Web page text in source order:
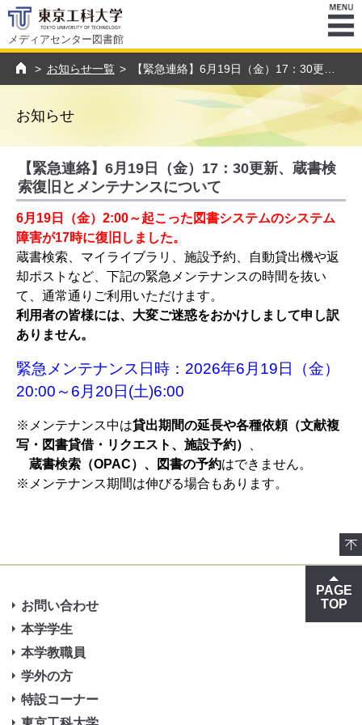
メディアセンター図書館
ENU
> お知らせ一覧 > 【緊急連絡】6月19日（金）17：30更新、蔵書検索復旧とメンテナンスについて
お知らせ
【緊急連絡】6月19日（金）17：30更新、蔵書検
索復旧とメンテナンスについて
6月19日（金）2:00～起こった図書システムのシステム
障害が17時に復旧しました。
蔵書検索、マイライブラリ、施設予約、自動貸出機や返
却ポストなど、下記の緊急メンテナンスの時間を抜い
て、通常通りご利用いただけます。
利用者の皆様には、大変ご迷惑をおかけしまして申し訳
ありません。
緊急メンテナンス日時：2026年6月19日（金）
20:00～6月20日(土)6:00
※メンテナンス中は貸出期間の延長や各種依頼（文献複
写・図書貸借・リクエスト、施設予約）
蔵書検索（OPAC）、図書の予約はできません。
※メンテナンス期間は伸びる場合もあります。
お問い合わせ
本学学生
本学教職員
学外の方
特設コーナー
PAGE
TOP